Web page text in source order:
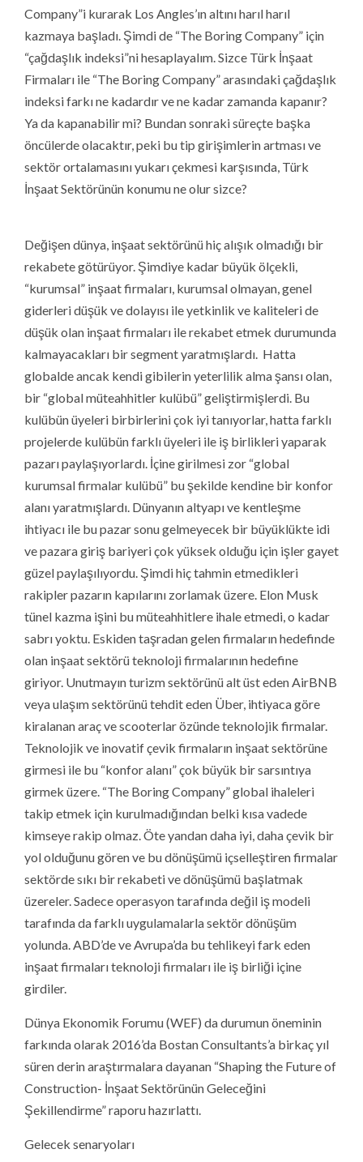
Company”i kurarak Los Angles’ın altını harıl harıl
kazmaya başladı. Şimdi de “The Boring Company” için
“çağdaşlık indeksi”ni hesaplayalım. Sizce Türk İnşaat
Firmaları ile “The Boring Company” arasındaki çağdaşlık
indeksi farkı ne kadardır ve ne kadar zamanda kapanır?
Ya da kapanabilir mi? Bundan sonraki süreçte başka
öncülerde olacaktır, peki bu tip girişimlerin artması ve
sektör ortalamasını yukarı çekmesi karşısında, Türk
İnşaat Sektörünün konumu ne olur sizce?
Değişen dünya, inşaat sektörünü hiç alışık olmadığı bir
rekabete götürüyor. Şimdiye kadar büyük ölçekli,
“kurumsal” inşaat firmaları, kurumsal olmayan, genel
giderleri düşük ve dolayısı ile yetkinlik ve kaliteleri de
düşük olan inşaat firmaları ile rekabet etmek durumunda
kalmayacakları bir segment yaratmışlardı. Hatta
globalde ancak kendi gibilerin yeterlilik alma şansı olan,
bir “global müteahhitler kulübü” geliştirmişlerdi. Bu
kulübün üyeleri birbirlerini çok iyi tanıyorlar, hatta farklı
projelerde kulübün farklı üyeleri ile iş birlikleri yaparak
pazarı paylaşıyorlardı. İçine girilmesi zor “global
kurumsal firmalar kulübü” bu şekilde kendine bir konfor
alanı yaratmışlardı. Dünyanın altyapı ve kentleşme
ihtiyacı ile bu pazar sonu gelmeyecek bir büyüklükte idi
ve pazara giriş bariyeri çok yüksek olduğu için işler gayet
güzel paylaşılıyordu. Şimdi hiç tahmin etmedikleri
rakipler pazarın kapılarını zorlamak üzere. Elon Musk
tünel kazma işini bu müteahhitlere ihale etmedi, o kadar
sabrı yoktu. Eskiden taşradan gelen firmaların hedefinde
olan inşaat sektörü teknoloji firmalarının hedefine
giriyor. Unutmayın turizm sektörünü alt üst eden AirBNB
veya ulaşım sektörünü tehdit eden Über, ihtiyaca göre
kiralanan araç ve scooterlar özünde teknolojik firmalar.
Teknolojik ve inovatif çevik firmaların inşaat sektörüne
girmesi ile bu “konfor alanı” çok büyük bir sarsıntıya
girmek üzere. “The Boring Company” global ihaleleri
takip etmek için kurulmadığından belki kısa vadede
kimseye rakip olmaz. Öte yandan daha iyi, daha çevik bir
yol olduğunu gören ve bu dönüşümü içselleştiren firmalar
sektörde sıkı bir rekabeti ve dönüşümü başlatmak
üzereler. Sadece operasyon tarafında değil iş modeli
tarafında da farklı uygulamalarla sektör dönüşüm
yolunda. ABD’de ve Avrupa’da bu tehlikeyi fark eden
inşaat firmaları teknoloji firmaları ile iş birliği içine
girdiler.
Dünya Ekonomik Forumu (WEF) da durumun öneminin
farkında olarak 2016’da Bostan Consultants’a birkaç yıl
süren derin araştırmalara dayanan “Shaping the Future of
Construction- İnşaat Sektörünün Geleceğini
Şekillendirme” raporu hazırlattı.
Gelecek senaryoları